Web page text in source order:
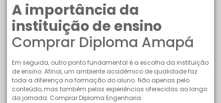
A importância da
instituição de ensino
Comprar Diploma Amapá
Em seguida, outro ponto fundamental é a escolha da instituição
de ensino. Afinal, um ambiente acadêmico de qualidade faz
toda a diferença na formação do aluno. Não apenas pelo
conteúdo, mas também pelas experiências oferecidas ao longo
da jornada. Comprar Diploma Engenharia